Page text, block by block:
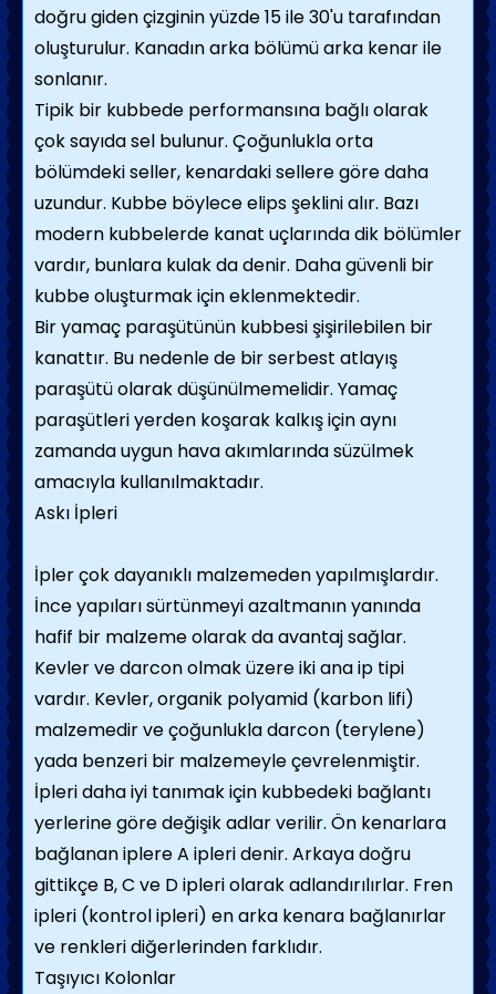
doğru giden çizginin yüzde 15 ile 30'u tarafından
oluşturulur. Kanadın arka bölümü arka kenar ile
sonlanır.
Tipik bir kubbede performansına bağlı olarak
çok sayıda sel bulunur. Çoğunlukla orta
bölümdeki seller, kenardaki sellere göre daha
uzundur. Kubbe böylece elips şeklini alır. Bazı
modern kubbelerde kanat uçlarında dik bölümler
vardır, bunlara kulak da denir. Daha güvenli bir
kubbe oluşturmak için eklenmektedir.
Bir yamaç paraşütünün kubbesi şişirilebilen bir
kanattır. Bu nedenle de bir serbest atlayış
paraşütü olarak düşünülmemelidir. Yamaç
paraşütleri yerden koşarak kalkış için aynı
zamanda uygun hava akımlarında süzülmek
amacıyla kullanılmaktadır.
Askı İpleri
İpler çok dayanıklı malzemeden yapılmışlardır.
İnce yapıları sürtünmeyi azaltmanın yanında
hafif bir malzeme olarak da avantaj sağlar.
Kevler ve darcon olmak üzere iki ana ip tipi
vardır. Kevler, organik polyamid (karbon lifi)
malzemedir ve çoğunlukla darcon (terylene)
yada benzeri bir malzemeyle çevrelenmiştir.
İpleri daha iyi tanımak için kubbedeki bağlantı
yerlerine göre değişik adlar verilir. Ön kenarlara
bağlanan iplere A ipleri denir. Arkaya doğru
gittikçe B, C ve D ipleri olarak adlandırılırlar. Fren
ipleri (kontrol ipleri) en arka kenara bağlanırlar
ve renkleri diğerlerinden farklıdır.
Taşıyıcı Kolonlar